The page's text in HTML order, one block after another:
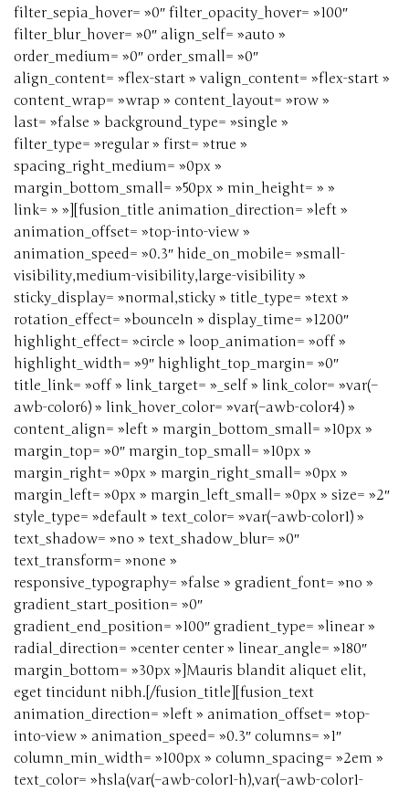
filter_sepia_hover= »0″ filter_opacity_hover= »100″
filter_blur_hover= »0″ align_self= »auto »
order_medium= »0″ order_small= »0″
align_content= »flex-start » valign_content= »flex-start »
content_wrap= »wrap » content_layout= »row »
last= »false » background_type= »single »
filter_type= »regular » first= »true »
spacing_right_medium= »0px »
margin_bottom_small= »50px » min_height= » »
link= » »][fusion_title animation_direction= »left »
animation_offset= »top-into-view »
animation_speed= »0.3″ hide_on_mobile= »small-
visibility,medium-visibility,large-visibility »
sticky_display= »normal,sticky » title_type= »text »
rotation_effect= »bounceIn » display_time= »1200″
highlight_effect= »circle » loop_animation= »off »
highlight_width= »9″ highlight_top_margin= »0″
title_link= »off » link_target= »_self » link_color= »var(–
awb-color6) » link_hover_color= »var(–awb-color4) »
content_align= »left » margin_bottom_small= »10px »
margin_top= »0″ margin_top_small= »10px »
margin_right= »0px » margin_right_small= »0px »
margin_left= »0px » margin_left_small= »0px » size= »2″
style_type= »default » text_color= »var(–awb-color1) »
text_shadow= »no » text_shadow_blur= »0″
text_transform= »none »
responsive_typography= »false » gradient_font= »no »
gradient_start_position= »0″
gradient_end_position= »100″ gradient_type= »linear »
radial_direction= »center center » linear_angle= »180″
margin_bottom= »30px »]Mauris blandit aliquet elit,
eget tincidunt nibh.[/fusion_title][fusion_text
animation_direction= »left » animation_offset= »top-
into-view » animation_speed= »0.3″ columns= »1″
column_min_width= »100px » column_spacing= »2em »
text_color= »hsla(var(–awb-color1-h),var(–awb-color1-